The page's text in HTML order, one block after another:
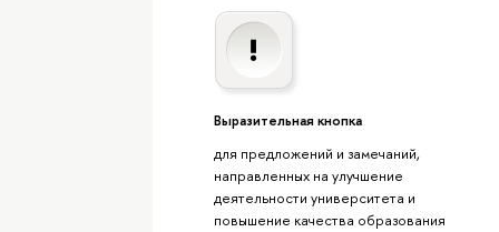
Выразительная кнопка
для предложений и замечаний,
направленных на улучшение
деятельности университета и
повышение качества образования